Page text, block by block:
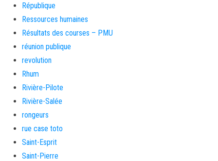
République
Ressources humaines
Résultats des courses – PMU
réunion publique
revolution
Rhum
Rivière-Pilote
Rivière-Salée
rongeurs
rue case toto
Saint-Esprit
Saint-Pierre